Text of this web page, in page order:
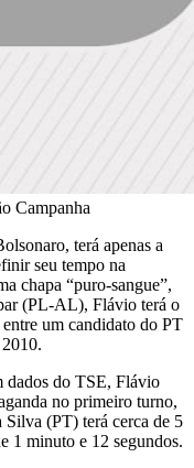
Campanha
terá apenas a
seu tempo na
chapa “puro-sangue”,
(PL-AL), Flávio terá o
um candidato do PT
dados do TSE, Flávio
no primeiro turno,
(PT) terá cerca de 5
1 minuto e 12 segundos.